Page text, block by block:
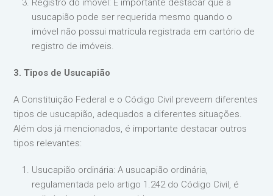
usucapião pode ser requerida mesmo quando o
imóvel não possui matrícula registrada em cartório de
registro de imóveis.
3. Tipos de Usucapião
A Constituição Federal e o Código Civil preveem diferentes
tipos de usucapião, adequados a diferentes situações.
Além dos já mencionados, é importante destacar outros
tipos relevantes:
Usucapião ordinária: A usucapião ordinária,
regulamentada pelo artigo 1.242 do Código Civil, é